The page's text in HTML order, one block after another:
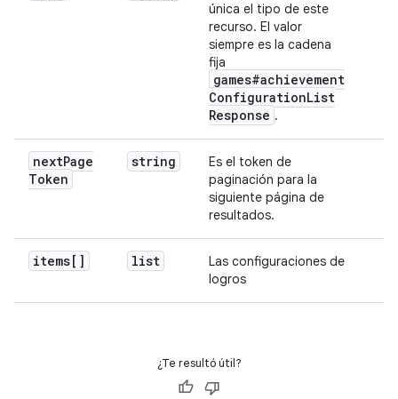
única el tipo de este
recurso. El valor
siempre es la cadena
fija
games#achievement
ConfigurationList
Response .
nextPage
Token
string
Es el token de
paginación para la
siguiente página de
resultados.
items[] list
Las configuraciones de
logros
¿Te resultó útil?